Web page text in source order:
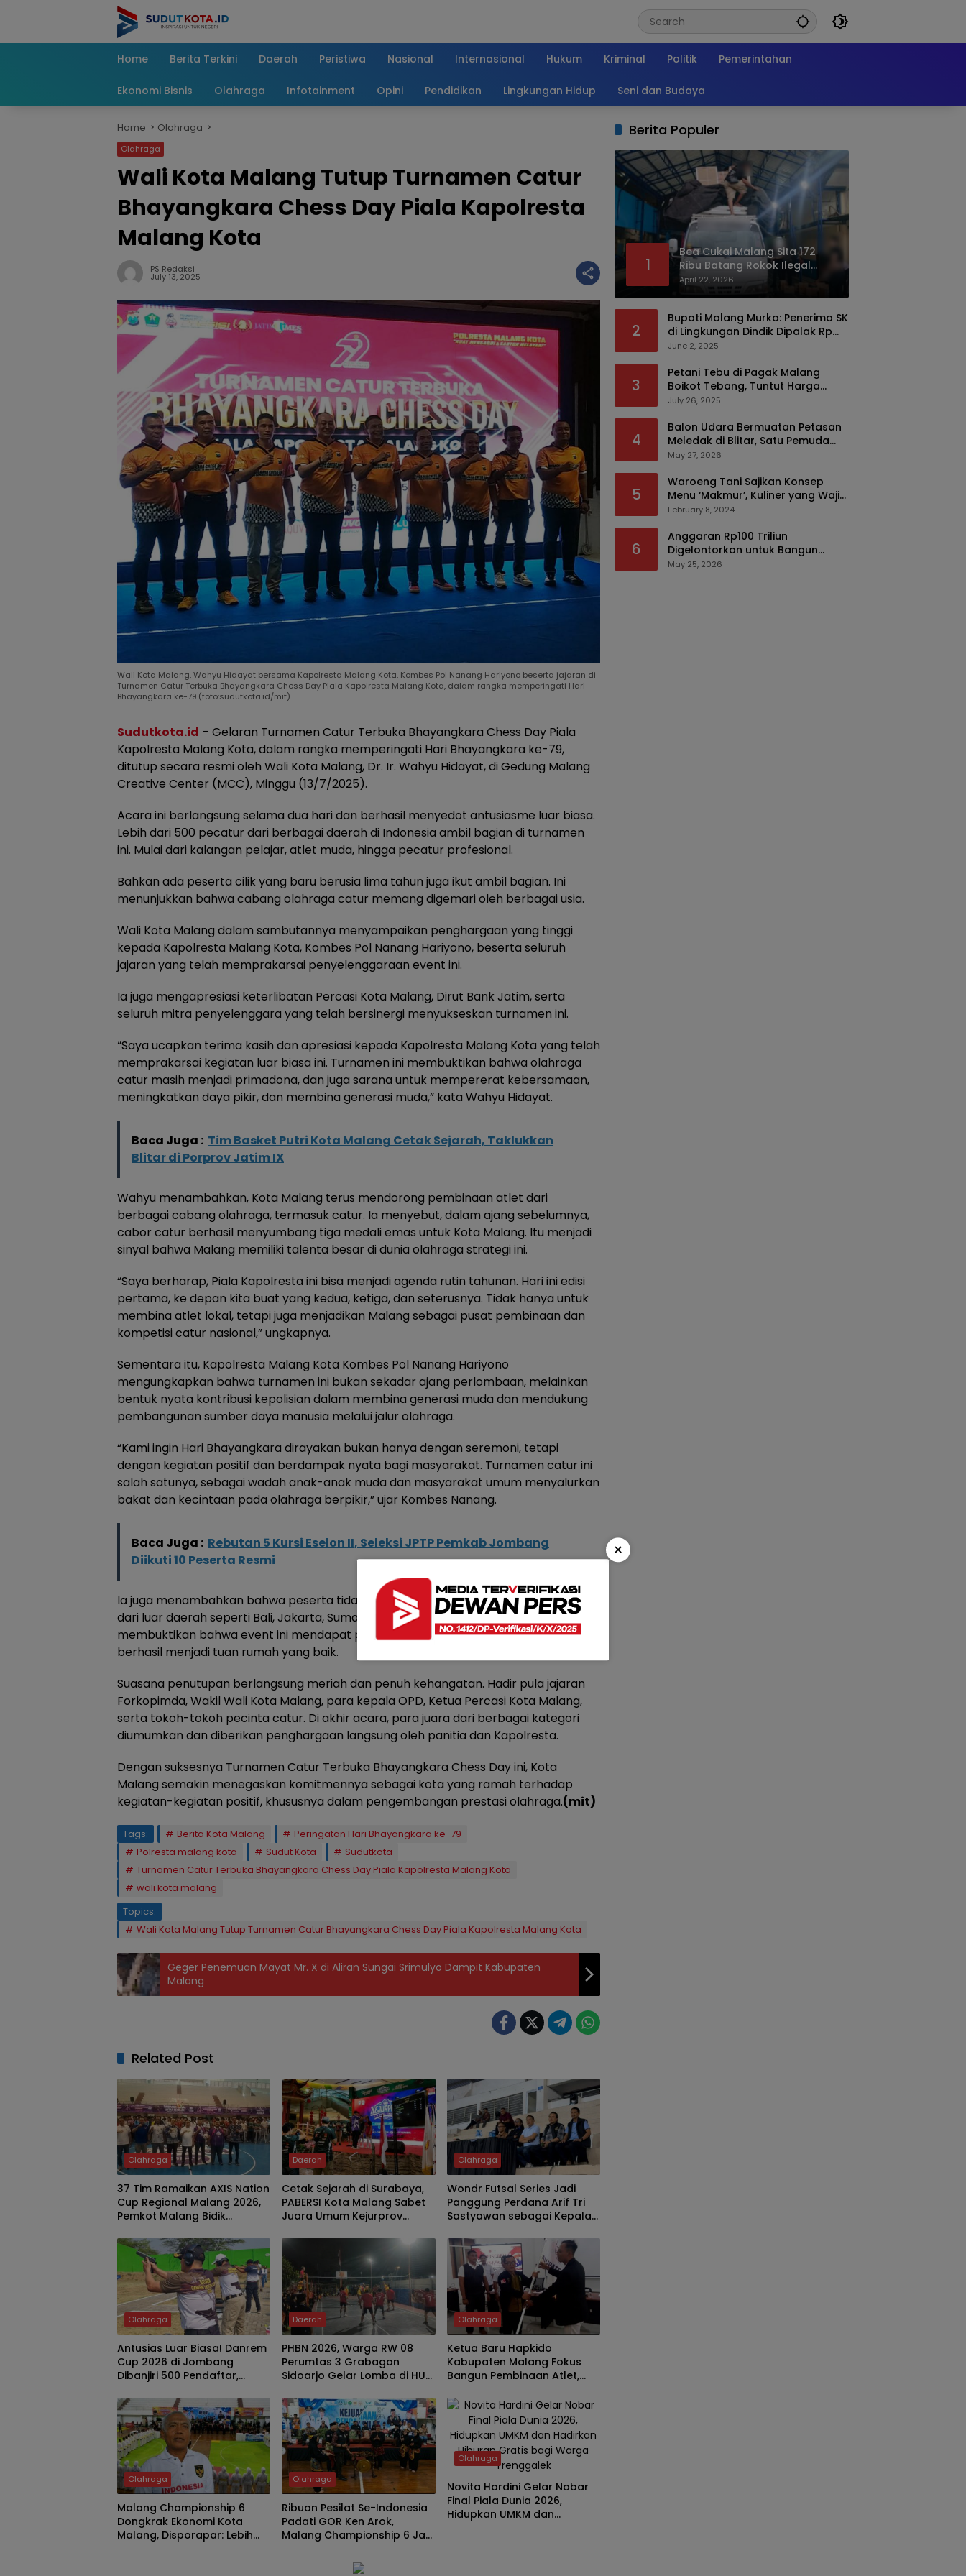
Home
Berita Terkini Daerah Peristiwa Nasional Internasional Hukum Kriminal Politik Pemerintahan
Ekonomi Bisnis Olahraga Infotainment Opini Pendidikan Lingkungan Hidup Seni dan Budaya
Home Olahraga
Olahraga
Wali Kota Malang Tutup Turnamen Catur
Bhayangkara Chess Day Piala Kapolresta
Malang Kota
PS Redaksi
July 13, 2025
Wali Kota Malang, Wahyu Hidayat bersama Kapolresta Malang Kota, Kombes Pol Nanang Hariyono beserta jajaran di
Turnamen Catur Terbuka Bhayangkara Chess Day Piala Kapolresta Malang Kota, dalam rangka memperingati Hari
Bhayangkara ke-79.(foto:sudutkota.id/mit)
Sudutkota.id – Gelaran Turnamen Catur Terbuka Bhayangkara Chess Day Piala
Kapolresta Malang Kota, dalam rangka memperingati Hari Bhayangkara ke-79,
ditutup secara resmi oleh Wali Kota Malang, Dr. Ir. Wahyu Hidayat, di Gedung Malang
Creative Center (MCC), Minggu (13/7/2025).
Acara ini berlangsung selama dua hari dan berhasil menyedot antusiasme luar biasa.
Lebih dari 500 pecatur dari berbagai daerah di Indonesia ambil bagian di turnamen
ini. Mulai dari kalangan pelajar, atlet muda, hingga pecatur profesional.
Bahkan ada peserta cilik yang baru berusia lima tahun juga ikut ambil bagian. Ini
menunjukkan bahwa cabang olahraga catur memang digemari oleh berbagai usia.
Wali Kota Malang dalam sambutannya menyampaikan penghargaan yang tinggi
kepada Kapolresta Malang Kota, Kombes Pol Nanang Hariyono, beserta seluruh
jajaran yang telah memprakarsai penyelenggaraan event ini.
Ia juga mengapresiasi keterlibatan Percasi Kota Malang, Dirut Bank Jatim, serta
seluruh mitra penyelenggara yang telah bersinergi menyukseskan turnamen ini.
“Saya ucapkan terima kasih dan apresiasi kepada Kapolresta Malang Kota yang telah
memprakarsai kegiatan luar biasa ini. Turnamen ini membuktikan bahwa olahraga
catur masih menjadi primadona, dan juga sarana untuk mempererat kebersamaan,
meningkatkan daya pikir, dan membina generasi muda,” kata Wahyu Hidayat.
Baca Juga : Tim Basket Putri Kota Malang Cetak Sejarah, Taklukkan
Blitar di Porprov Jatim IX
Wahyu menambahkan, Kota Malang terus mendorong pembinaan atlet dari
berbagai cabang olahraga, termasuk catur. Ia menyebut, dalam ajang sebelumnya,
cabor catur berhasil menyumbang tiga medali emas untuk Kota Malang. Itu menjadi
sinyal bahwa Malang memiliki talenta besar di dunia olahraga strategi ini.
“Saya berharap, Piala Kapolresta ini bisa menjadi agenda rutin tahunan. Hari ini edisi
pertama, ke depan kita buat yang kedua, ketiga, dan seterusnya. Tidak hanya untuk
membina atlet lokal, tetapi juga menjadikan Malang sebagai pusat pembinaan dan
kompetisi catur nasional,” ungkapnya.
Sementara itu, Kapolresta Malang Kota Kombes Pol Nanang Hariyono
mengungkapkan bahwa turnamen ini bukan sekadar ajang perlombaan, melainkan
bentuk nyata kontribusi kepolisian dalam membina generasi muda dan mendukung
pembangunan sumber daya manusia melalui jalur olahraga.
“Kami ingin Hari Bhayangkara dirayakan bukan hanya dengan seremoni, tetapi
dengan kegiatan positif dan berdampak nyata bagi masyarakat. Turnamen catur ini
salah satunya, sebagai wadah anak-anak muda dan masyarakat umum menyalurkan
bakat dan kecintaan pada olahraga berpikir,” ujar Kombes Nanang.
Baca Juga : Rebutan 5 Kursi Eselon II, Seleksi JPTP Pemkab Jombang
Diikuti 10 Peserta Resmi
Ia juga menambahkan bahwa peserta tidak hanya berasal dari Kota Malang, tapi juga
dari luar daerah seperti Bali, Jakarta, Sumatera, hingga Kalimantan. Hal ini
membuktikan bahwa event ini mendapat perhatian nasional, dan Kota Malang
berhasil menjadi tuan rumah yang baik.
Suasana penutupan berlangsung meriah dan penuh kehangatan. Hadir pula jajaran
Forkopimda, Wakil Wali Kota Malang, para kepala OPD, Ketua Percasi Kota Malang,
serta tokoh-tokoh pecinta catur. Di akhir acara, para juara dari berbagai kategori
diumumkan dan diberikan penghargaan langsung oleh panitia dan Kapolresta.
Dengan suksesnya Turnamen Catur Terbuka Bhayangkara Chess Day ini, Kota
Malang semakin menegaskan komitmennya sebagai kota yang ramah terhadap
kegiatan-kegiatan positif, khususnya dalam pengembangan prestasi olahraga.(mit)
Tags: Berita Kota Malang
Peringatan Hari Bhayangkara ke-79
Polresta malang kota
Sudut Kota
Sudutkota
Turnamen Catur Terbuka Bhayangkara Chess Day Piala Kapolresta Malang Kota
wali kota malang
Topics:
Wali Kota Malang Tutup Turnamen Catur Bhayangkara Chess Day Piala Kapolresta Malang Kota
Geger Penemuan Mayat Mr. X di Aliran Sungai Srimulyo Dampit Kabupaten
Malang
Related Post
Olahraga
37 Tim Ramaikan AXIS Nation
Cup Regional Malang 2026,
Pemkot Malang Bidik
Dongkrak Sport Tourism
Daerah
Cetak Sejarah di Surabaya,
PABERSI Kota Malang Sabet
Juara Umum Kejurprov
Olahraga
Wondr Futsal Series Jadi
Panggung Perdana Arif Tri
Sastyawan sebagai Kepala
Olahraga
Antusias Luar Biasa! Danrem
Cup 2026 di Jombang
Dibanjiri 500 Pendaftar,
Daerah
PHBN 2026, Warga RW 08
Perumtas 3 Grabagan
Sidoarjo Gelar Lomba di HUT
Olahraga
Ketua Baru Hapkido
Kabupaten Malang Fokus
Bangun Pembinaan Atlet,
Jatim 2027
Olahraga
Malang Championship 6
Dongkrak Ekonomi Kota
Malang, Disporapar: Lebih
Olahraga
Ribuan Pesilat Se-Indonesia
Padati GOR Ken Arok,
Malang Championship 6 Jadi
Pelestarian Budaya Bangsa
Olahraga
Novita Hardini Gelar Nobar
Final Piala Dunia 2026,
Hidupkan UMKM dan
Berita Populer
1
Bea Cukai Malang Sita 172
Ribu Batang Rokok Ilegal
Bermodus Kemasan Sabun
April 22, 2026
2
Bupati Malang Murka: Penerima SK
di Lingkungan Dindik Dipalak Rp
150 Ribu Pakai Modus Tumpengan,
June 2, 2025
3
Petani Tebu di Pagak Malang
Boikot Tebang, Tuntut Harga
yang Layak
July 26, 2025
4
Balon Udara Bermuatan Petasan
Meledak di Blitar, Satu Pemuda
Tewas dan Dua Anak Luka Serius
May 27, 2026
5
Waroeng Tani Sajikan Konsep
Menu ‘Makmur’, Kuliner yang Wajib
Dikunjungi di Malang
February 8, 2024
6
Anggaran Rp100 Triliun
Digelontorkan untuk Bangun
Kembali Sumatra, Hunian Korban
May 25, 2026
×